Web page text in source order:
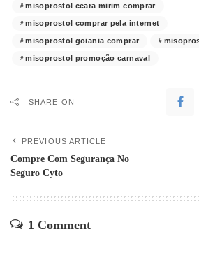
misoprostol ceara mirim comprar
misoprostol comprar pela internet
misoprostol goiania comprar
misoprostol promoção carnaval
SHARE ON
PREVIOUS ARTICLE
Compre Com Segurança No
Seguro Cyto
1 Comment